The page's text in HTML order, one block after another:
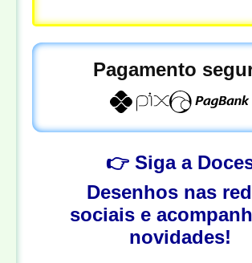
Pagamento
👉 Siga a
Desenhos nas
sociais e
novidades!